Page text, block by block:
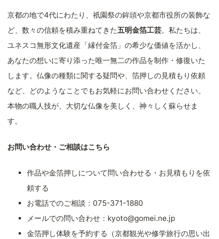
京都の地で4代にわたり、祇園祭の鉾頭や京都市役所の装飾な
ど、数々の信頼を積み重ねてきた五明金箔工芸。私たちは、
ユネスコ無形文化遺産「縁付金箔」の希少な価値を活かし、
あなたの想いに寄り添った唯一無二の作品を制作・修復いた
します。仏像の種類に関する疑問や、箔押しの見積もり依頼
など、どのようなことでもお気軽にお問い合わせください。
本物の職人技が、大切な仏像を美しく、神々しく蘇らせま
す。
お問い合わせ・ご相談はこちら
作品や金箔押しについて問い合わせる・お見積もりを依
頼する
お電話でのご相談：075-371-1880
メールでの問い合わせ：kyoto@gomei.ne.jp
金箔押し体験を予約する（京都観光や修学旅行の思い出